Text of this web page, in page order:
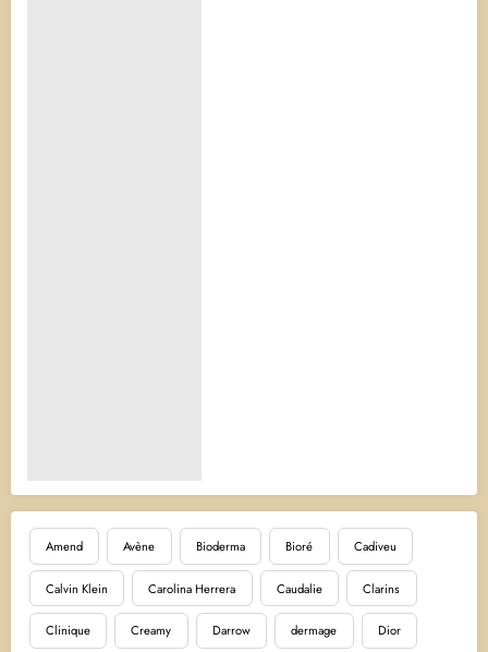
Amend Avène Bioderma Bioré Cadiveu
Calvin Klein Carolina Herrera Caudalie Clarins
Clinique Creamy Darrow dermage Dior